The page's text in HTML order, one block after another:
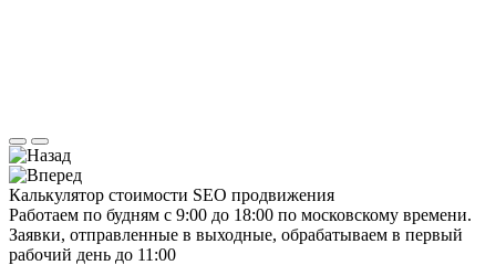
Калькулятор стоимости SEO продвижения
Работаем по будням с 9:00 до 18:00 по московскому времени.
Заявки, отправленные в выходные, обрабатываем в первый
рабочий день до 11:00